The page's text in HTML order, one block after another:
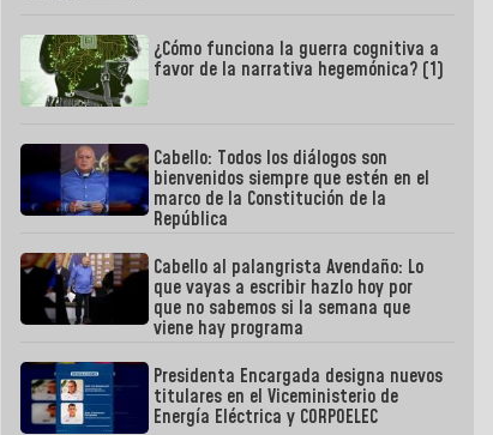
¿Cómo funciona la guerra cognitiva a
favor de la narrativa hegemónica? (1)
Cabello: Todos los diálogos son
bienvenidos siempre que estén en el
marco de la Constitución de la
República
Cabello al palangrista Avendaño: Lo
que vayas a escribir hazlo hoy por
que no sabemos si la semana que
viene hay programa
Presidenta Encargada designa nuevos
titulares en el Viceministerio de
Energía Eléctrica y CORPOELEC